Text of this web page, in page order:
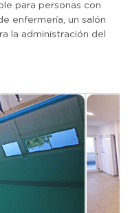
para personas con
enfermería, un salón
la administración del